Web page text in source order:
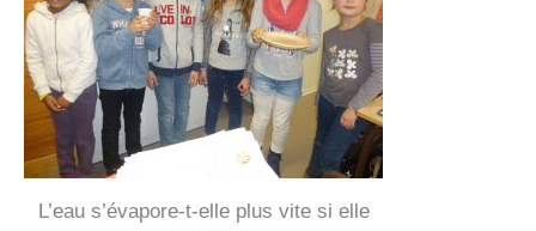
L’eau s’évapore-t-elle plus vite si elle